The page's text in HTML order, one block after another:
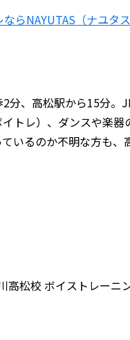
らNAYUTAS（ナユタス
分、高松駅から15分
トレ）、ダンスや楽
いるのか不明な方も
高松校 ボイストレーニ